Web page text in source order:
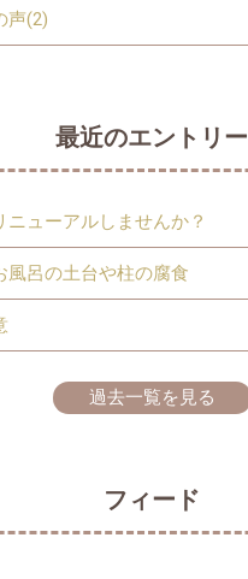
声(2)
最近のエントリー
ニューアルしませんか？
風呂の土台や柱の腐食
過去一覧を見る
フィード